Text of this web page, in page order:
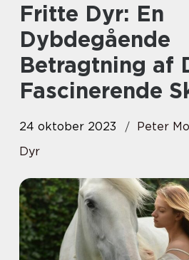
Fritte Dyr: En
Dybdegående
Betragtning af
Fascinerende
24 oktober 2023
Peter
Dyr